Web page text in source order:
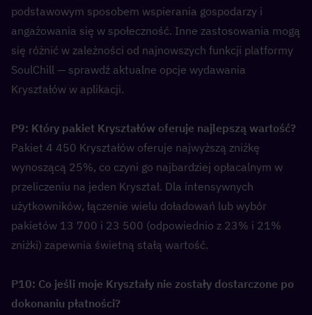
podstawowym sposobem wspierania gospodarzy i
angażowania się w społeczność. Inne zastosowania mogą
się różnić w zależności od najnowszych funkcji platformy
SoulChill — sprawdź aktualne opcje wydawania
Kryształów w aplikacji.
Pakiet 4 450 Kryształów oferuje najwyższą zniżkę
wynoszącą 25%, co czyni go najbardziej opłacalnym w
przeliczeniu na jeden Kryształ. Dla intensywnych
użytkowników, łączenie wielu doładowań lub wybór
pakietów 13 700 i 23 500 (odpowiednio z 23% i 21%
zniżki) zapewnia świetną stałą wartość.
P10: Co jeśli moje Kryształy nie zostały dostarczone po
dokonaniu płatności?